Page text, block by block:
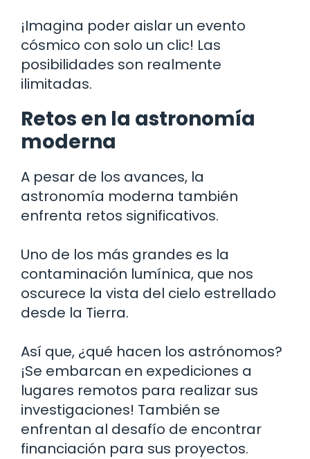
¡Imagina poder aislar un evento
cósmico con solo un clic! Las
posibilidades son realmente
ilimitadas.
Retos en la astronomía
moderna
A pesar de los avances, la
astronomía moderna también
enfrenta retos significativos.
Uno de los más grandes es la
contaminación lumínica, que nos
oscurece la vista del cielo estrellado
desde la Tierra.
Así que, ¿qué hacen los astrónomos?
¡Se embarcan en expediciones a
lugares remotos para realizar sus
investigaciones! También se
enfrentan al desafío de encontrar
financiación para sus proyectos.